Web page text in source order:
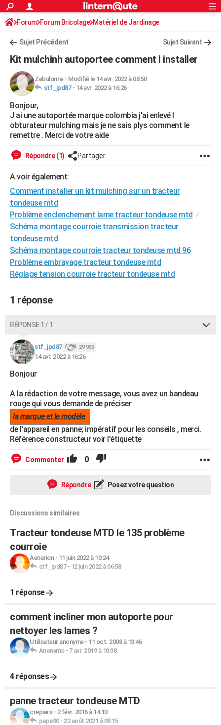
ACTUALITÉS
Politique
Société
Faits Divers
Education
Monde
Villes
+
FINANCE
Retraite
Impôts
Epargne
Immobilier
Risques naturels par ville
Banque
Assurance
Crédit
AUTO
Essais
Réserver un essai
Citadines
Berlines
SUV
Forum auto
+HIGH-TECH
Mobiles
Meilleur smartphone
Internet
Ordinateurs
Jeux vidéo
Guide high-tech
+BRICOLAGE
Forum
Aménagement intérieur
Extérieur
Cuisine
Salle de bains
Jardinage
Rangement
WEEK-END
LIFESTYLE
Art de vivre
Bien-être
Loisirs
Mode
Modes de vie
SANTE
Alimentation
Guide de la santé
Maladies
Médicaments
Sommeil
VOYAGE
Destinations
City break
Voyage nature
Voyage de noces
Forum
Climat
+PHOTO
GUIDES D'ACHAT
BONS PLANS
COPAINS D'AVANT
S'inscrire
Se connecter
Lycées
Collèges
Primaires
Universités
Entreprises
Service militaire
Avis de recherche
AVIS DE DÉCÈS
FORUM
Bricolage
Lifestyle
Culture
Sport
Auto
Television
Voyage
Cinema
S'inscrire
Connexion
Forum Forum Bricolage Matériel de Jardinage
Sujet Précédent Sujet Suivant
Kit mulchinh autoportee comment l installer
Zebulonne- Modifié le 14 avr. 2022 à 08:50
stf_jpd87- 14 avr. 2022 à 16:26
Bonjour,
J ai une autoportée marque colombia j'ai enlevé l
obturateur mulching mais je ne sais plys comment le
remettre . Merci de votre aide
Répondre (1) Partager
A voir également:
Comment installer un kit mulching sur un tracteur
tondeuse mtd
Problème enclenchement lame tracteur tondeuse mtd ✓
Schéma montage courroie transmission tracteur
tondeuse mtd
Schéma montage courroie tracteur tondeuse mtd 96
Problème embrayage tracteur tondeuse mtd
Réglage tension courroie tracteur tondeuse mtd
1 réponse
RÉPONSE 1 / 1
stf_jpd87 29 963
14 avr. 2022 à 16:26
Bonjour
A la rédaction de votre message, vous avez un bandeau
rouge qui vous demande de préciser
la marque et le modèle
de l'appareil en panne; impératif pour les conseils , merci.
Référence constructeur voir l'étiquette
Commenter 0
Répondre Posez votre question
Discussions similaires
Tracteur tondeuse MTD le 135 problème
courroie
Aenarion- 11 juin 2022 à 10:24
stf_jpd87- 12 juin 2022 à 06:58
1 réponse
comment incliner mon autoporte pour
nettoyer les lames ?
Utilisateur anonyme- 11 oct. 2008 à 13:46
Anonyme- 7 avr. 2019 à 10:38
4 réponses
panne tracteur tondeuse MTD
crepiers- 2 févr. 2016 à 14:10
papa90- 22 août 2021 à 09:15